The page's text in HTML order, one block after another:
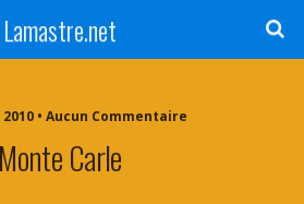
Lamastre.net
2010 • Aucun Commentaire
Monte Carle